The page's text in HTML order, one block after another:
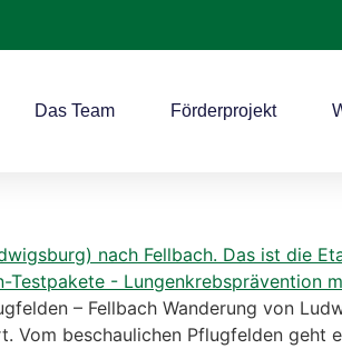
Das Team Förderprojekt
– Fellbach Wanderung von
beschaulichen Pflugfelden geht